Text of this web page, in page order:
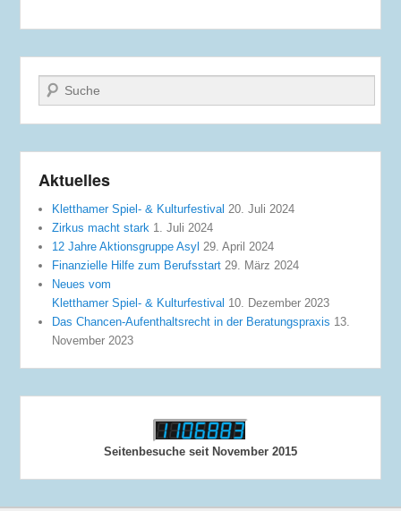
Suche
Aktuelles
Kletthamer Spiel- & Kulturfestival 20. Juli 2024
Zirkus macht stark 1. Juli 2024
12 Jahre Aktionsgruppe Asyl 29. April 2024
Finanzielle Hilfe zum Berufsstart 29. März 2024
Neues vom
Kletthamer Spiel- & Kulturfestival 10. Dezember 2023
Das Chancen-Aufenthaltsrecht in der Beratungspraxis 13.
November 2023
Seitenbesuche seit November 2015